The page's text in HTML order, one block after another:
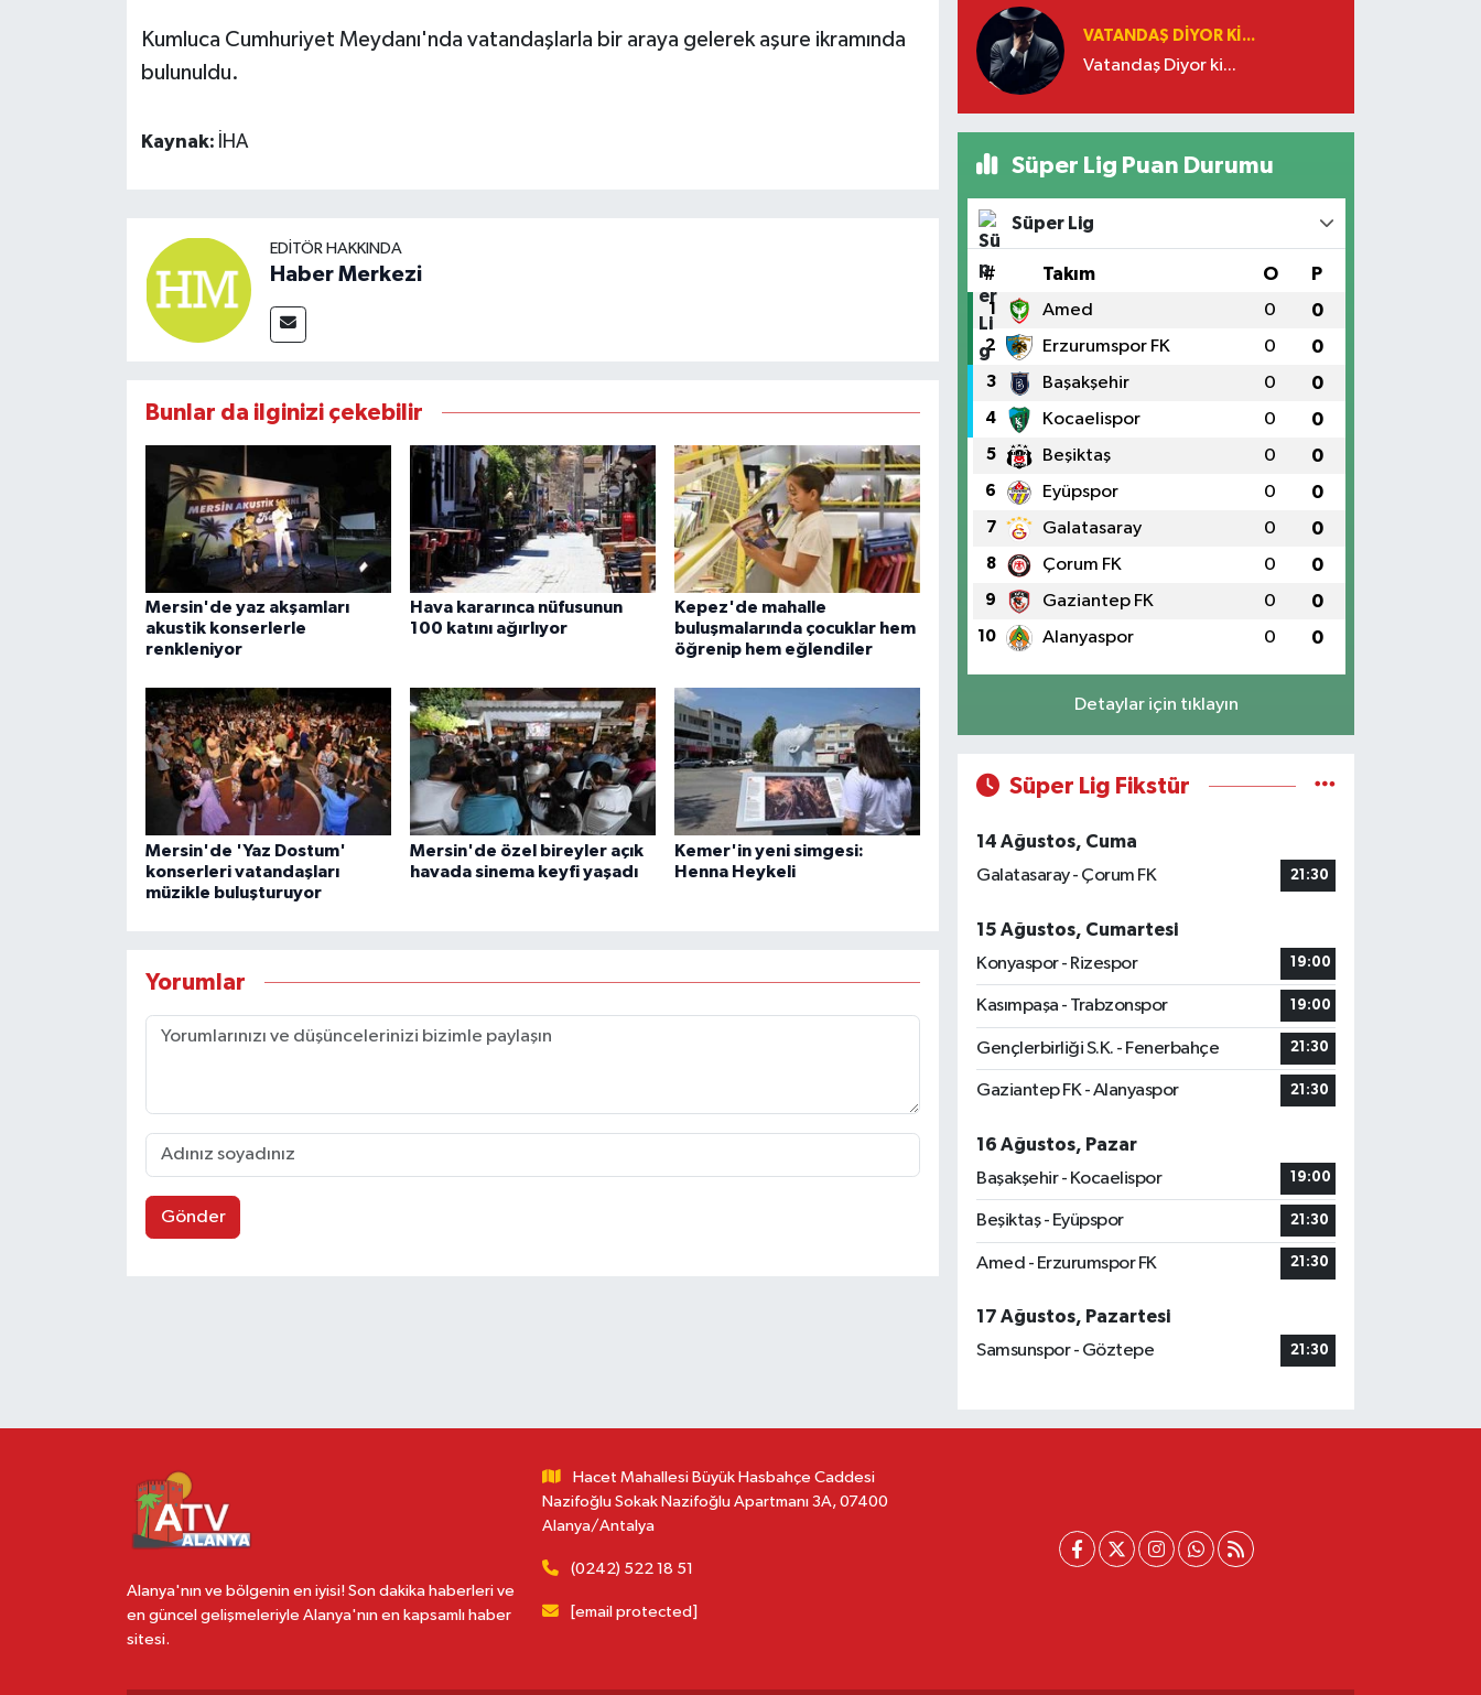
Kumluca Cumhuriyet Meydanı'nda vatandaşlarla bir araya gelerek aşure ikramında
bulunuldu.
Kaynak: İHA
EDITÖR HAKKINDA
Haber Merkezi
Bunlar da ilginizi çekebilir
Mersin'de yaz akşamları
akustik konserlerle
renkleniyor
Hava kararınca nüfusunun
100 katını ağırlıyor
Kepez'de mahalle
buluşmalarında çocuklar hem
öğrenip hem eğlendiler
Mersin'de 'Yaz Dostum'
konserleri vatandaşları
müzikle buluşturuyor
Mersin'de özel bireyler açık
havada sinema keyfi yaşadı
Kemer'in yeni simgesi:
Henna Heykeli
Yorumlar
Gönder
VATANDAŞ DIYOR KI...
Vatandaş Diyor ki...
Süper Lig Puan Durumu
Süper Lig
# Takım O P
1 Amed 0 0
2 Erzurumspor FK 0 0
3 Başakşehir 0 0
4 Kocaelispor 0 0
5 Beşiktaş 0 0
6 Eyüpspor 0 0
7 Galatasaray 0 0
8 Çorum FK 0 0
9 Gaziantep FK 0 0
10 Alanyaspor 0 0
Detaylar için tıklayın
Süper Lig Fikstür
14 Ağustos, Cuma
Galatasaray - Çorum FK
21:30
15 Ağustos, Cumartesi
Konyaspor - Rizespor
19:00
Kasımpaşa - Trabzonspor 19:00
Gençlerbirliği S.K. - Fenerbahçe 21:30
Gaziantep FK - Alanyaspor 21:30
16 Ağustos, Pazar
Başakşehir - Kocaelispor
19:00
Beşiktaş - Eyüpspor 21:30
Amed - Erzurumspor FK 21:30
17 Ağustos, Pazartesi
Samsunspor - Göztepe
21:30
Alanya'nın ve bölgenin en iyisi! Son dakika haberleri ve
en güncel gelişmeleriyle Alanya'nın en kapsamlı haber
sitesi.
Hacet Mahallesi Büyük Hasbahçe Caddesi
Nazifoğlu Sokak Nazifoğlu Apartmanı 3A, 07400
Alanya/Antalya
(0242) 522 18 51
[email protected]